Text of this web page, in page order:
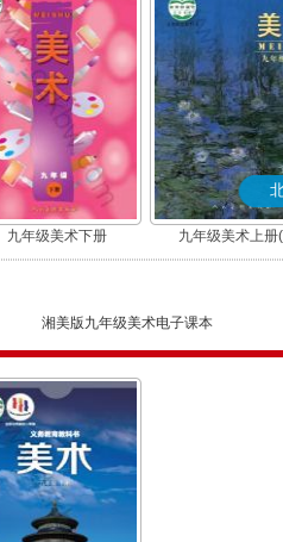
九年级美术下册 九年级美术上册
湘美版九年级美术电子课本